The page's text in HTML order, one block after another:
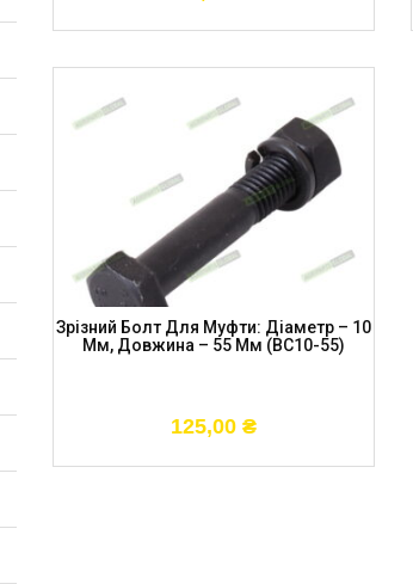
Зрізний Болт Для Муфти: Діаметр – 10
Мм, Довжина – 55 Мм (BC10-55)
125,00 ₴